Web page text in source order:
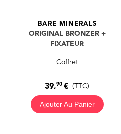
BARE MINERALS
ORIGINAL BRONZER +
FIXATEUR
Coffret
39,90€ (TTC)
Ajouter Au Panier